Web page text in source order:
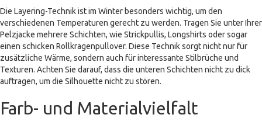
Die Layering-Technik ist im Winter besonders wichtig, um den
verschiedenen Temperaturen gerecht zu werden. Tragen Sie unter Ihrer
Pelzjacke mehrere Schichten, wie Strickpullis, Longshirts oder sogar
einen schicken Rollkragenpullover. Diese Technik sorgt nicht nur für
zusätzliche Wärme, sondern auch für interessante Stilbrüche und
Texturen. Achten Sie darauf, dass die unteren Schichten nicht zu dick
auftragen, um die Silhouette nicht zu stören.
Farb- und Materialvielfalt